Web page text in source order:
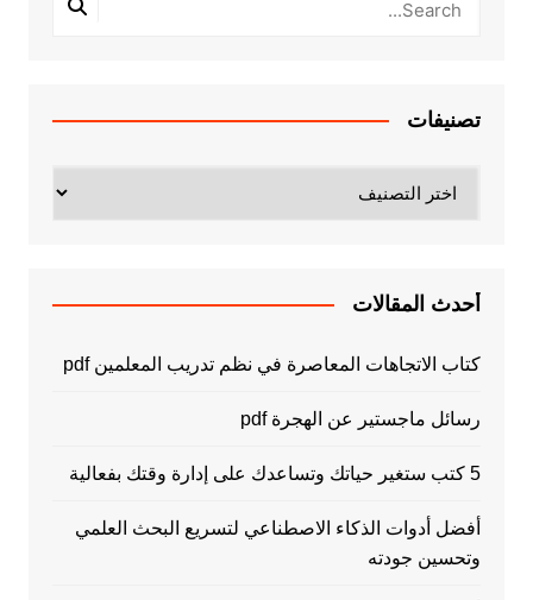
تصنيفات
أحدث المقالات
كتاب الاتجاهات المعاصرة في نظم تدريب المعلمين pdf
رسائل ماجستير عن الهجرة pdf
5 كتب ستغير حياتك وتساعدك على إدارة وقتك بفعالية
أفضل أدوات الذكاء الاصطناعي لتسريع البحث العلمي
وتحسين جودته